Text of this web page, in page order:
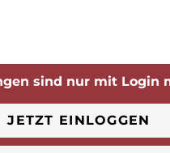
sind nur mit Login
JETZT EINLOGGEN